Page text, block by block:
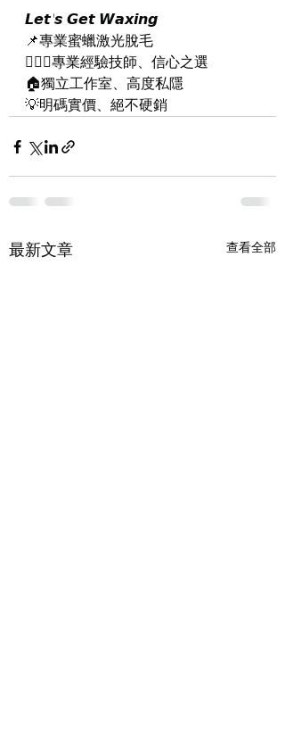
𝙇𝙚𝙩'𝙨 𝙂𝙚𝙩 𝙒𝙖𝙭𝙞𝙣𝙜
📌專業蜜蠟激光脫毛
👨🏻‍⚕️專業經驗技師、信心之選
🏠獨立工作室、高度私隱
💡明碼實價、絕不硬銷
最新文章 查看全部